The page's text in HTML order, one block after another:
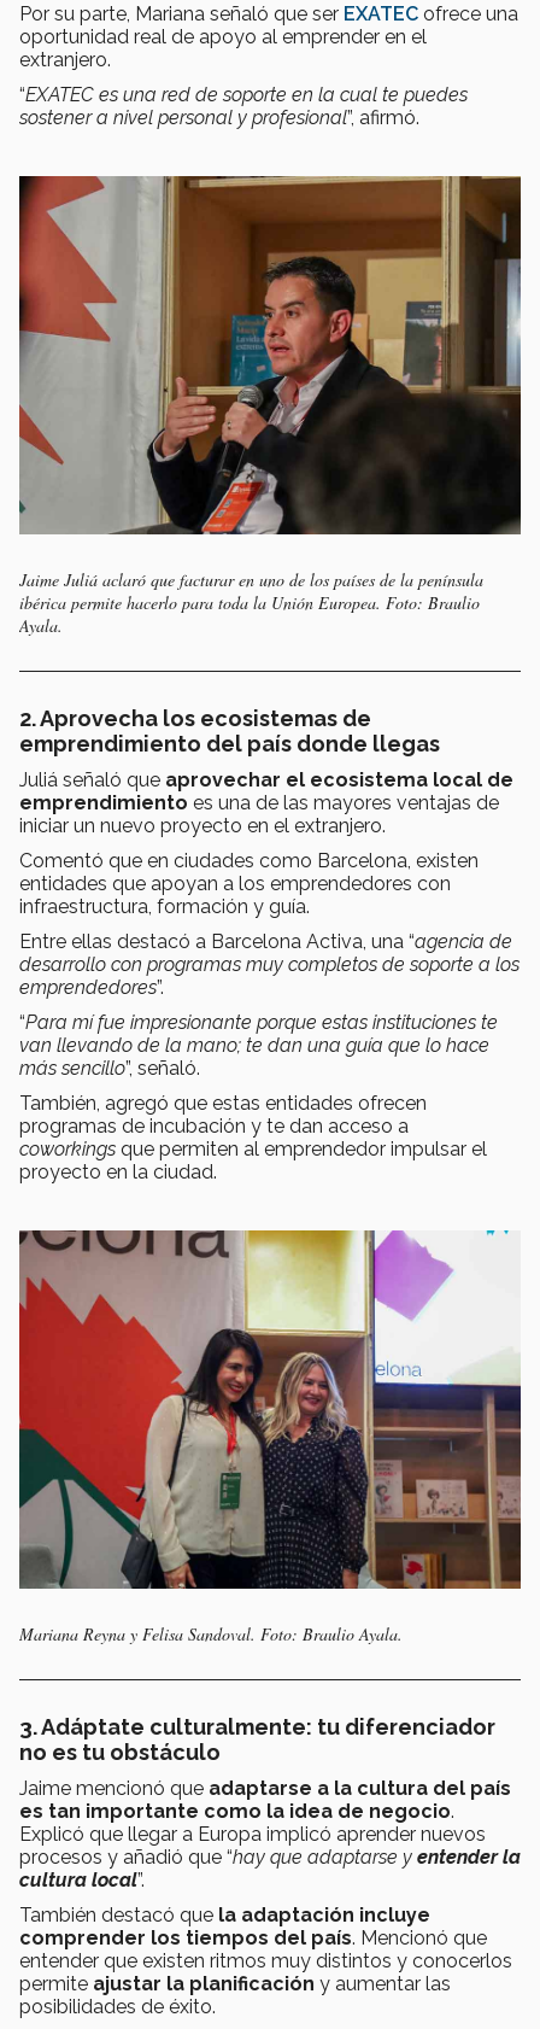
Por su parte, Mariana señaló que ser EXATEC ofrece una
oportunidad real de apoyo al emprender en el
extranjero.
“EXATEC es una red de soporte en la cual te puedes
sostener a nivel personal y profesional”, afirmó.
Jaime Juliá aclaró que facturar en uno de los países de la península
ibérica permite hacerlo para toda la Unión Europea. Foto: Braulio
Ayala.
2. Aprovecha los ecosistemas de
emprendimiento del país donde llegas
Juliá señaló que aprovechar el ecosistema local de
emprendimiento es una de las mayores ventajas de
iniciar un nuevo proyecto en el extranjero.
Comentó que en ciudades como Barcelona, existen
entidades que apoyan a los emprendedores con
infraestructura, formación y guía.
Entre ellas destacó a Barcelona Activa, una “agencia de
desarrollo con programas muy completos de soporte a los
emprendedores”.
“Para mí fue impresionante porque estas instituciones te
van llevando de la mano; te dan una guía que lo hace
más sencillo”, señaló.
También, agregó que estas entidades ofrecen
programas de incubación y te dan acceso a
coworkings que permiten al emprendedor impulsar el
proyecto en la ciudad.
Mariana Reyna y Felisa Sandoval. Foto: Braulio Ayala.
3. Adáptate culturalmente: tu diferenciador
no es tu obstáculo
Jaime mencionó que adaptarse a la cultura del país
es tan importante como la idea de negocio.
Explicó que llegar a Europa implicó aprender nuevos
procesos y añadió que “hay que adaptarse y entender la
cultura local”.
También destacó que la adaptación incluye
comprender los tiempos del país. Mencionó que
entender que existen ritmos muy distintos y conocerlos
permite ajustar la planificación y aumentar las
posibilidades de éxito.